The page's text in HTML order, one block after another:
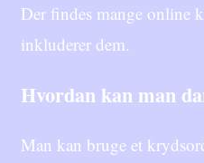
Der findes mange online
inkluderer dem.
Hvordan kan man
Man kan bruge et